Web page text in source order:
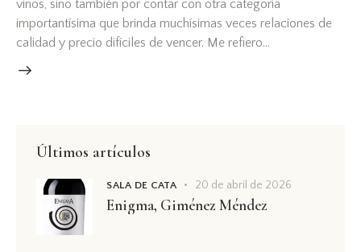
vinos, sino también por contar con otra categoría
importantísima que brinda muchísimas veces relaciones de
calidad y precio difíciles de vencer. Me refiero…
Últimos artículos
SALA DE CATA 20 de abril de 2026
Enigma, Giménez Méndez